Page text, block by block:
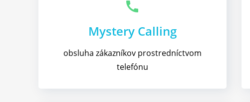
call
Mystery Calling
obsluha zákazníkov prostredníctvom
telefónu